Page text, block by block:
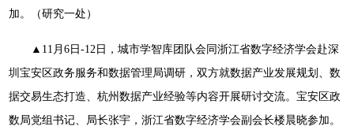
加。（研究一处）
▲11月6日-12日，城市学智库团队会同浙江省数字经济学会赴深
圳宝安区政务服务和数据管理局调研，双方就数据产业发展规划、数
据交易生态打造、杭州数据产业经验等内容开展研讨交流。宝安区政
数局党组书记、局长张宇，浙江省数字经济学会副会长楼晨晓参加。